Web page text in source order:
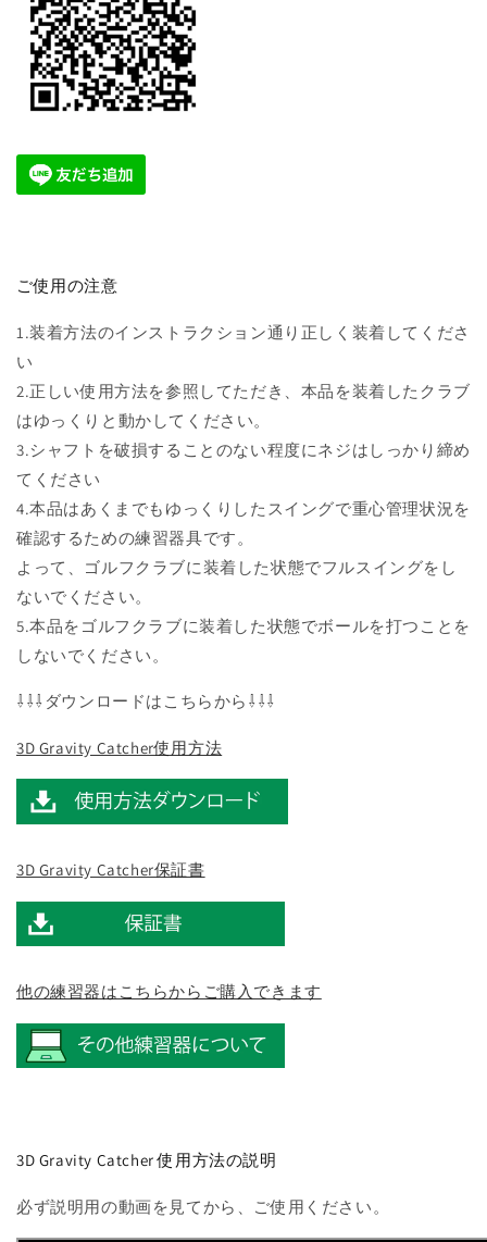
ご使用の注意
1.装着方法のインストラクション通り正しく装着してくださ
い
2.正しい使用方法を参照してただき、本品を装着したクラブ
はゆっくりと動かしてください。
3.シャフトを破損することのない程度にネジはしっかり締め
てください
4.本品はあくまでもゆっくりしたスイングで重心管理状況を
確認するための練習器具です。
よって、ゴルフクラブに装着した状態でフルスイングをし
ないでください。
5.本品をゴルフクラブに装着した状態でボールを打つことを
しないでください。
⇩⇩⇩ダウンロードはこちらから⇩⇩⇩
3D Gravity Catcher使用方法
3D Gravity Catcher保証書
他の練習器はこちらからご購入できます
3D Gravity Catcher 使用方法の説明
必ず説明用の動画を見てから、ご使用ください。